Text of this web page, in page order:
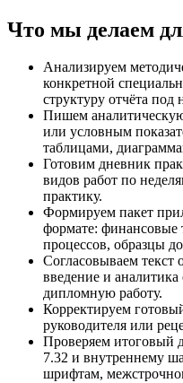
Что мы делаем
Анализируем
конкретной
структуру отчёта под
Пишем
или условным
таблицами,
Готовим дневник
видов работ по
практику.
Формируем пакет
формате: финансовые
процессов, образцы
Согласовываем текст
введение и
дипломную работу.
Корректируем
руководителя или
Проверяем итоговый
7.32 и внутреннему
шрифтам,